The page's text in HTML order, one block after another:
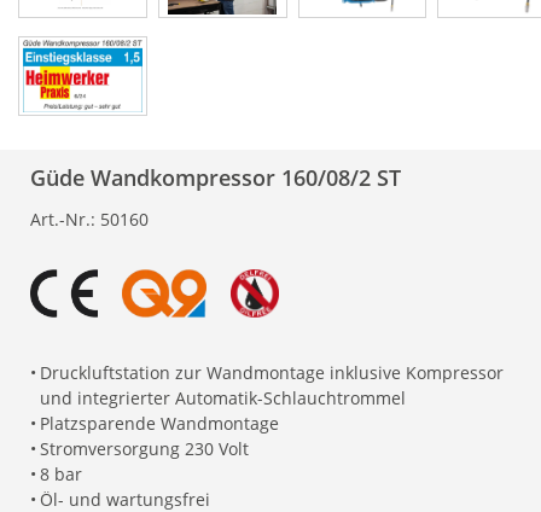
Güde Wandkompressor 160/08/2 ST
Art.-Nr.: 50160
• Druckluftstation zur Wandmontage inklusive Kompressor
und integrierter Automatik-Schlauchtrommel
• Platzsparende Wandmontage
• Stromversorgung 230 Volt
• 8 bar
• Öl- und wartungsfrei